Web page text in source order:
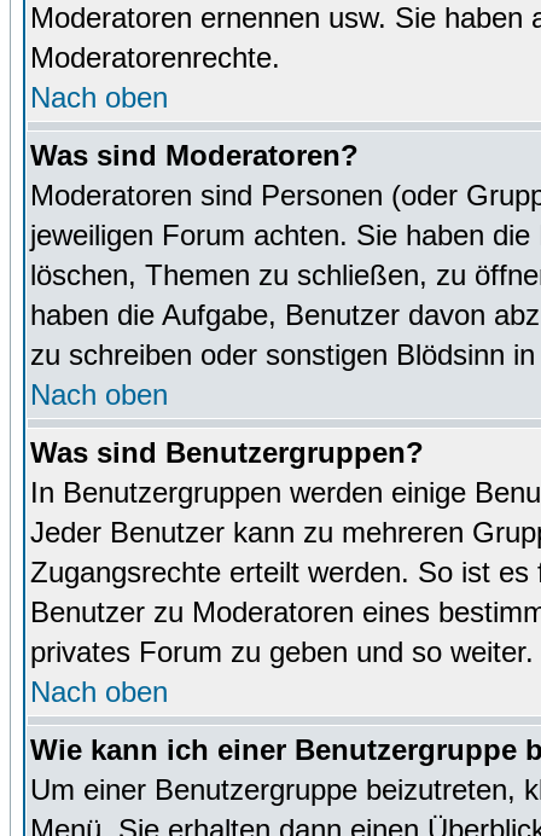
Moderatoren ernennen usw. Sie
Moderatorenrechte.
Nach oben
Was sind Moderatoren?
Moderatoren sind Personen (oder
jeweiligen Forum achten. Sie haben
löschen, Themen zu schließen, zu
haben die Aufgabe, Benutzer davon
zu schreiben oder sonstigen Blödsinn
Nach oben
Was sind Benutzergruppen?
In Benutzergruppen werden einige
Jeder Benutzer kann zu mehreren
Zugangsrechte erteilt werden. So ist
Benutzer zu Moderatoren eines
privates Forum zu geben und so weiter.
Nach oben
Wie kann ich einer Benutzergruppe
Um einer Benutzergruppe beizutreten,
Menü. Sie erhalten dann einen